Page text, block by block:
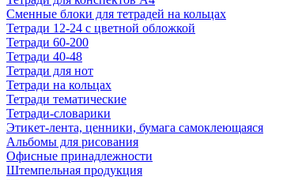
Сменные блоки для тетрадей на кольцах
Тетради 12-24 с цветной обложкой
Тетради 60-200
Тетради 40-48
Тетради для нот
Тетради на кольцах
Тетради тематические
Тетради-словарики
Этикет-лента, ценники, бумага самоклеющаяся
Альбомы для рисования
Офисные принадлежности
Штемпельная продукция